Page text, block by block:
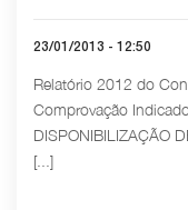
23/01/2013 - 12:50
Relatório 2012 do
Comprovação
DISPONIBILIZAÇÃO
[...]